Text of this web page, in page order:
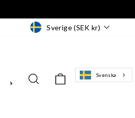
Valuta
Sverige (SEK kr)
Logga inSök Varukorg
Svenska